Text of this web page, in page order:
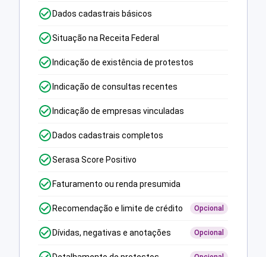
Dados cadastrais básicos
Situação na Receita Federal
Indicação de existência de protestos
Indicação de consultas recentes
Indicação de empresas vinculadas
Dados cadastrais completos
Serasa Score Positivo
Faturamento ou renda presumida
Recomendação e limite de crédito Opcional
Dívidas, negativas e anotações Opcional